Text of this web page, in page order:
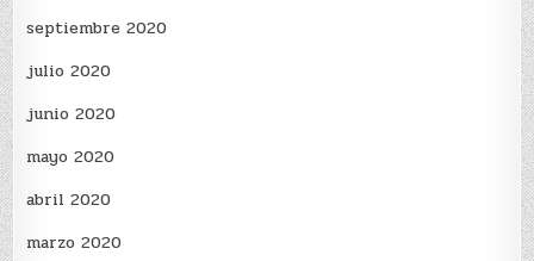
septiembre 2020
julio 2020
junio 2020
mayo 2020
abril 2020
marzo 2020